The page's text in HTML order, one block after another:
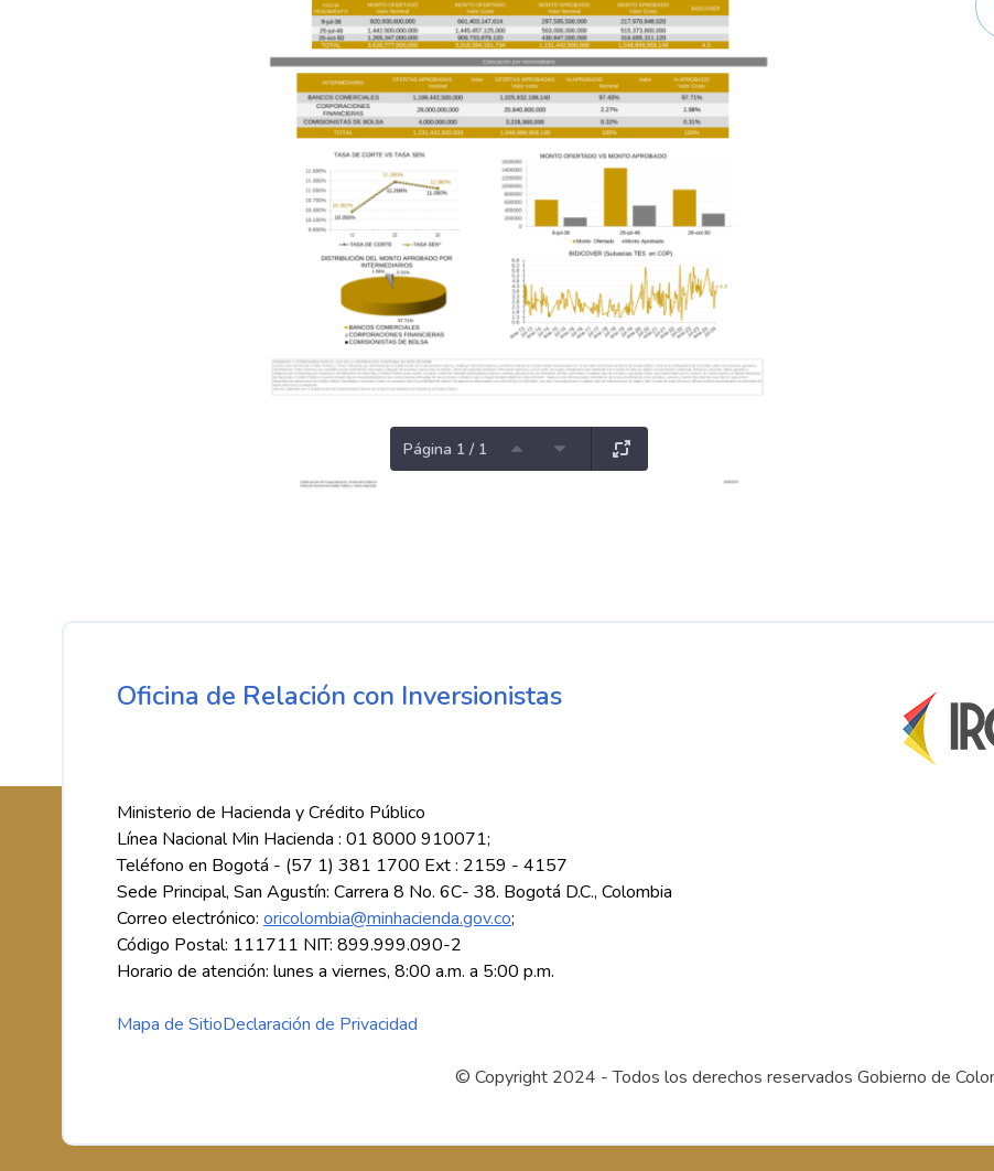
Página 1 / 1
Oficina de Relación con Inversionistas
Ministerio de Hacienda y Crédito Público
Línea Nacional Min Hacienda : 01 8000 910071;
Teléfono en Bogotá - (57 1) 381 1700 Ext : 2159 - 4157
Sede Principal, San Agustín: Carrera 8 No. 6C- 38. Bogotá D.C., Colombia
Correo electrónico: oricolombia@minhacienda.gov.co;
Código Postal: 111711 NIT: 899.999.090-2
Horario de atención: lunes a viernes, 8:00 a.m. a 5:00 p.m.
Mapa de SitioDeclaración de Privacidad
© Copyright 2024 - Todos los derechos reservados Gobierno de